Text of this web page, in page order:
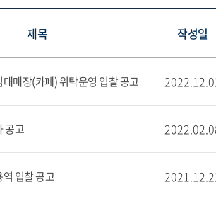
제목 작성일
매장(카페) 위탁운영 입찰 공고
공고
입찰 공고